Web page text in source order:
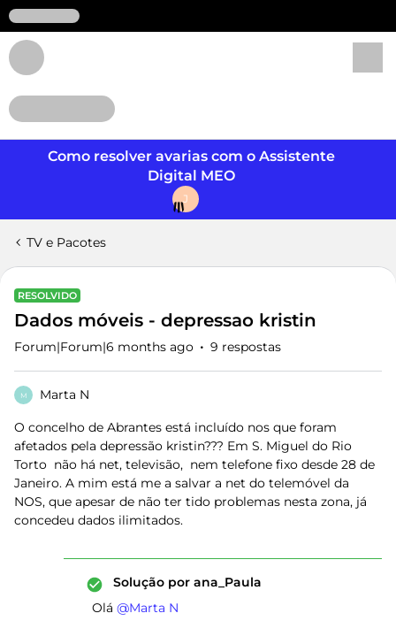
Como resolver avarias com o Assistente
Digital MEO
J
TV e Pacotes
RESOLVIDO
Dados móveis - depressao kristin
Forum|Forum|6 months ago 9 respostas
M Marta N
O concelho de Abrantes está incluído nos que foram
afetados pela depressão kristin??? Em S. Miguel do Rio
Torto não há net, televisão, nem telefone fixo desde 28 de
Janeiro. A mim está me a salvar a net do telemóvel da
NOS, que apesar de não ter tido problemas nesta zona, já
concedeu dados ilimitados.
Solução por ana_Paula
Olá ​ @Marta N